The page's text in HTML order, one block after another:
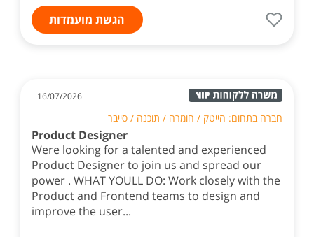
הגשת מועמדות
16/07/2026
חברה בתחום: הייטק / חומרה / תוכנה / סייבר
Product Designer
Were looking for a talented and experienced
Product Designer to join us and spread our
power . WHAT YOULL DO: Work closely with the
Product and Frontend teams to design and
improve the user...